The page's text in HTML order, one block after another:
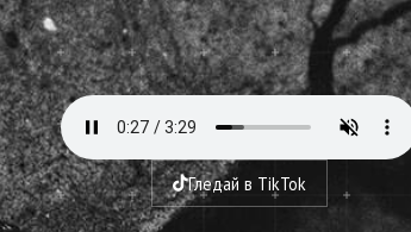
Гледай в TikTok